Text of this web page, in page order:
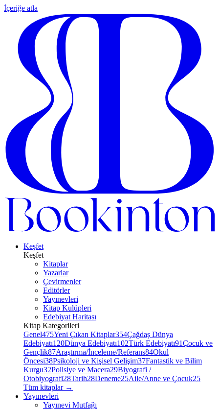
İçeriğe atla
Keşfet
Keşfet
Kitaplar
Yazarlar
Çevirmenler
Editörler
Yayınevleri
Kitap Kulüpleri
Edebiyat Haritası
Kitap Kategorileri
Genel475Yeni Çıkan Kitaplar354Çağdaş Dünya
Edebiyatı120Dünya Edebiyatı102Türk Edebiyatı91Çocuk ve
Gençlik87Araştırma/İnceleme/Referans84Okul
Öncesi38Psikoloji ve Kişisel Gelişim37Fantastik ve Bilim
Kurgu32Polisiye ve Macera29Biyografi /
Otobiyografi28Tarih28Deneme25Aile/Anne ve Çocuk25
Tüm kitaplar →
Yayınevleri
Yayınevi Mutfağı